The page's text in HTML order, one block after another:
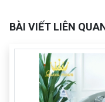
BÀI VIẾT LIÊN